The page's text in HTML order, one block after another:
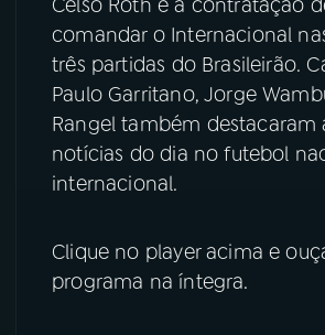
05 PODCASTS
06VIDEOCASTS
08FESTIVAL DE MÚSICA
Celso Roth e a contratação
comandar o Internacional
três partidas do Brasileirão.
Paulo Garritano, Jorge
Rangel também destacaram
notícias do dia no futebol
internacional.
Clique no player acima e
programa na íntegra.